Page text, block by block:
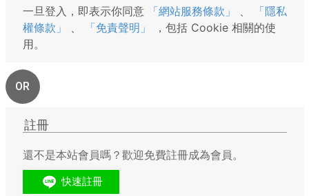
一旦登入，即表示你同意 「網站服務條款」
「隱私
權條款」
「免責聲明」
，包括 Cookie 相關的使
用。
OR
註冊
還不是本站會員嗎？歡迎免費註冊成為會員。